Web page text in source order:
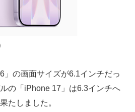
の画面サイズが6.1インチだっ
の「iPhone 17」は6.3インチへ
たしました。